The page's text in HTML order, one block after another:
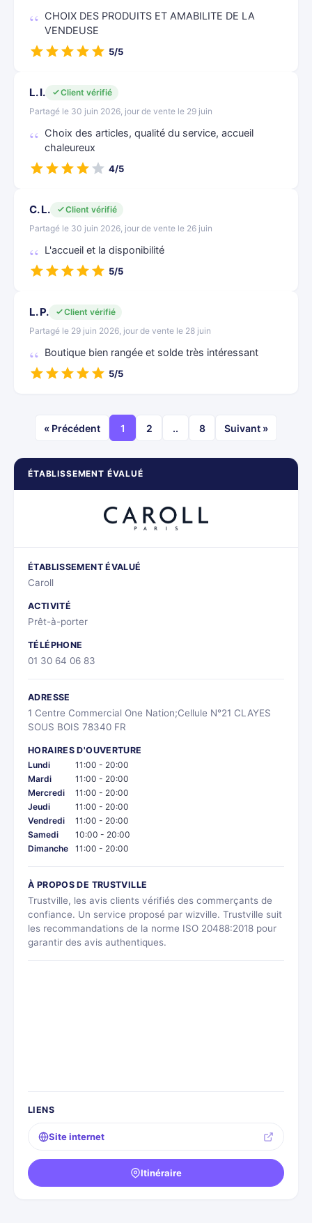
ÉTABLISSEMENT ÉVALUÉ
ÉTABLISSEMENT ÉVALUÉ
Caroll
ACTIVITÉ
Prêt-à-porter
TÉLÉPHONE
01 30 64 06 83
ADRESSE
1 Centre Commercial One Nation;Cellule N°21 CLAYES
SOUS BOIS 78340 FR
HORAIRES D'OUVERTURE
Lundi
11:00 - 20:00
Mardi
11:00 - 20:00
Mercredi
11:00 - 20:00
Jeudi
11:00 - 20:00
Vendredi
11:00 - 20:00
Samedi
10:00 - 20:00
Dimanche
11:00 - 20:00
À PROPOS DE TRUSTVILLE
Trustville, les avis clients vérifiés des commerçants de
confiance. Un service proposé par wizville. Trustville suit
les recommandations de la norme ISO 20488:2018 pour
garantir des avis authentiques.
LIENS
Site internet
Itinéraire
CHOIX DES PRODUITS ET AMABILITE DE LA
VENDEUSE
5/5
L. I.
Client vérifié
Partagé le 30 juin 2026, jour de vente le 29 juin
Choix des articles, qualité du service, accueil
chaleureux
4/5
C. L.
Client vérifié
Partagé le 30 juin 2026, jour de vente le 26 juin
L'accueil et la disponibilité
5/5
L. P.
Client vérifié
Partagé le 29 juin 2026, jour de vente le 28 juin
Boutique bien rangée et solde très intéressant
5/5
« Précédent 1 2 .. 8 Suivant »